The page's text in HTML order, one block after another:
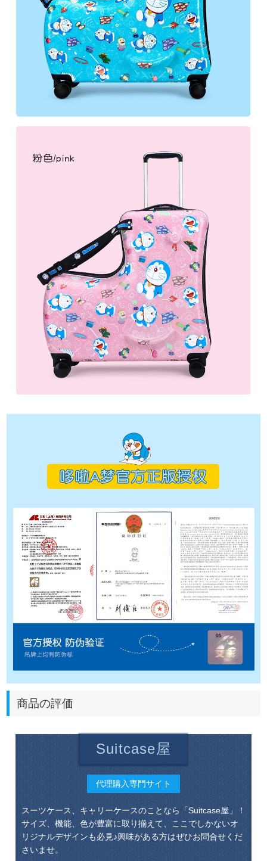
商品の評価
Suitcase屋
代理購入専門サイト
スーツケース、キャリーケースのことなら「Suitcase屋」！
サイズ、機能、色が豊富に取り揃えて、ここでしかないオ
リジナルデザインも必見♪興味がある方はぜひお問合せくだ
さいませ。